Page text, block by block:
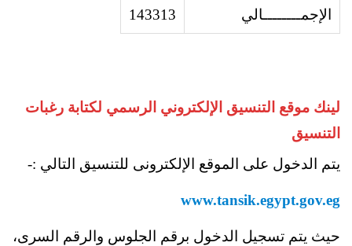
الإجمــــــــالي 143313
لينك موقع التنسيق الإلكتروني الرسمي لكتابة رغبات
التنسيق
يتم الدخول على الموقع الإلكترونى للتنسيق التالي :-
www.tansik.egypt.gov.eg
حيث يتم تسجيل الدخول برقم الجلوس والرقم السرى،